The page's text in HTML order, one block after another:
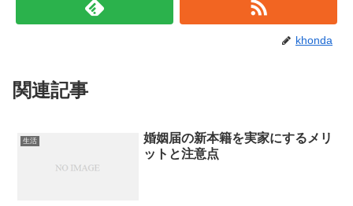
khonda
関連記事
生活
婚姻届の新本籍を実家にするメリ
ットと注意点